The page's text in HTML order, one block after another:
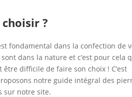
?
fondamental dans la confection de
dans la nature et c’est pour cela
être difficile de faire son choix ! C’est
notre guide intégral des
sur notre site.